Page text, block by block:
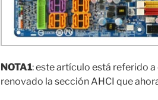
NOTA1: este artículo está referido a
renovado la sección AHCI que